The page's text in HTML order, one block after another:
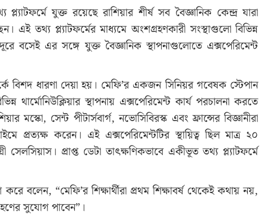
যুক্ত রয়েছে রাশিয়ার শীর্ষ সব বৈজ্ঞানিক কেন্দ্র যারা
এই তথ্য প্ল্যাটফর্মের মাধ্যমে অংশগ্রহণকারী সংস্থাগুলো বিভিন্ন
বসেই এর সঙ্গে যুক্ত বৈজ্ঞানিক স্থাপনাগুলোতে এক্সপেরিমেন্ট
বিশদ ধারণা দেয়া হয়। মেফি’র একজন সিনিয়র গবেষক স্টেপান
থার্মোনিউক্লিয়ার স্থাপনায় এক্সপেরিমেন্ট কার্য পরচালনা করতে
মস্কো, সেন্ট পীটার্সবার্গ, নভোসিবিরস্ক এবং ফ্রান্সের বিজ্ঞানীরা
প্রত্যক্ষ করেন। এই এক্সপেরিমেন্টটির স্থায়িত্ব ছিল মাত্র ২০
সেলসিয়াস। প্রাপ্ত ডেটা তাৎক্ষণিকভাবে একীভূত তথ্য প্ল্যাটফর্মে
বলেন, “মেফি’র শিক্ষার্থীরা প্রথম শিক্ষাবর্ষ থেকেই কথায় নয়,
সুযোগ পাবেন”।